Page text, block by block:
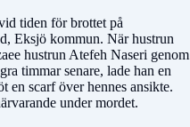
tiden för brottet på
Eksjö kommun. När hustrun
hustrun Atefeh Naseri genom
timmar senare, lade han en
en scarf över hennes ansikte.
under mordet.